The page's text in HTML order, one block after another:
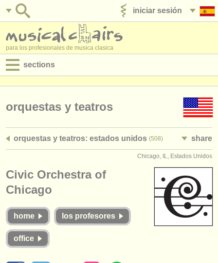
iniciar sesión
para los profesionales de musica clasica
sections
empleos - administración
cursillos
concursos
instrumentos en venta
instrumentos robados
orquestas y teatros
orquestas y teatros: estados unidos (508) share
Chicago, IL, Estados Unidos
Civic Orchestra of
Chicago
home los profesores
office